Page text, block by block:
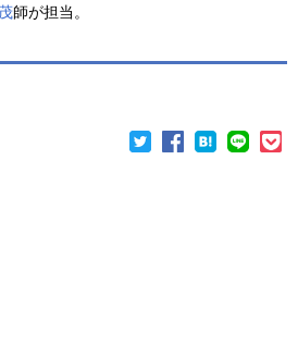
師が担当。